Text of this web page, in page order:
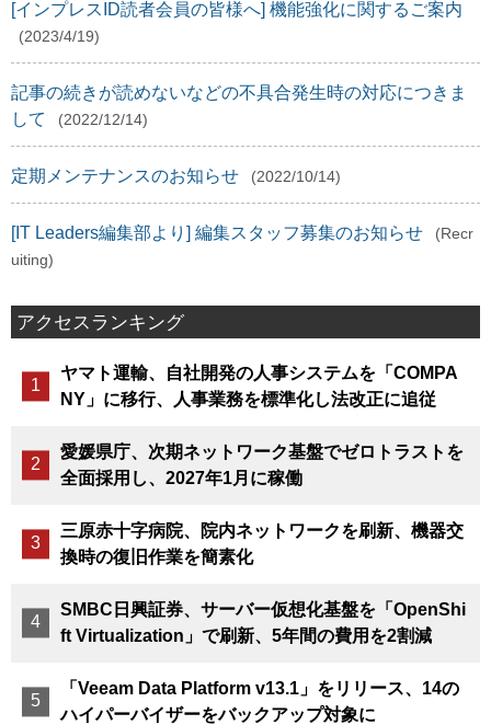
[インプレスID読者会員の皆様へ] 機能強化に関するご案内
(2023/4/19)
記事の続きが読めないなどの不具合発生時の対応につきま
して
(2022/12/14)
定期メンテナンスのお知らせ (2022/10/14)
[IT Leaders編集部より] 編集スタッフ募集のお知らせ
(Recr
uiting)
アクセスランキング
ヤマト運輸、自社開発の人事システムを「COMPA
NY」に移行、人事業務を標準化し法改正に追従
愛媛県庁、次期ネットワーク基盤でゼロトラストを
全面採用し、2027年1月に稼働
三原赤十字病院、院内ネットワークを刷新、機器交
換時の復旧作業を簡素化
SMBC日興証券、サーバー仮想化基盤を「OpenShi
ft Virtualization」で刷新、5年間の費用を2割減
「Veeam Data Platform v13.1」をリリース、14の
ハイパーバイザーをバックアップ対象に